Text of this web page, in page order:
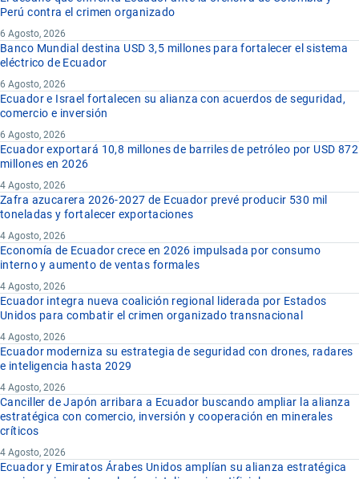
Perú contra el crimen organizado
6 Agosto, 2026
Banco Mundial destina USD 3,5 millones para fortalecer el sistema
eléctrico de Ecuador
6 Agosto, 2026
Ecuador e Israel fortalecen su alianza con acuerdos de seguridad,
comercio e inversión
6 Agosto, 2026
Ecuador exportará 10,8 millones de barriles de petróleo por USD 872
millones en 2026
4 Agosto, 2026
Zafra azucarera 2026-2027 de Ecuador prevé producir 530 mil
toneladas y fortalecer exportaciones
4 Agosto, 2026
Economía de Ecuador crece en 2026 impulsada por consumo
interno y aumento de ventas formales
4 Agosto, 2026
Ecuador integra nueva coalición regional liderada por Estados
Unidos para combatir el crimen organizado transnacional
4 Agosto, 2026
Ecuador moderniza su estrategia de seguridad con drones, radares
e inteligencia hasta 2029
4 Agosto, 2026
Canciller de Japón arribara a Ecuador buscando ampliar la alianza
estratégica con comercio, inversión y cooperación en minerales
críticos
4 Agosto, 2026
Ecuador y Emiratos Árabes Unidos amplían su alianza estratégica